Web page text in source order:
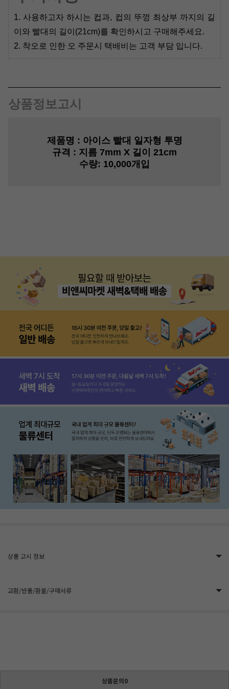
1. 사용하고자 하시는 컵과, 컵의 뚜껑 최상부 까지의 길
이와 빨대의 길이(21cm)를 확인하시고 구매해주세요.
2. 착오로 인한 오 주문시 택배비는 고객 부담 입니다.
상품정보고시
제품명 : 아이스 빨대 일자형 투명
규격 : 지름 7mm X 길이 21cm
수량: 10,000개입
상품 고시 정보
교환/반품/환불/구매서류
상품문의0